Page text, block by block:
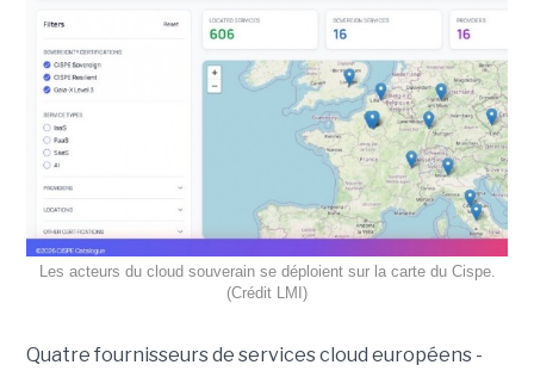
Les acteurs du cloud souverain se déploient sur la carte du Cispe.
(Crédit LMI)
Quatre fournisseurs de services cloud européens -